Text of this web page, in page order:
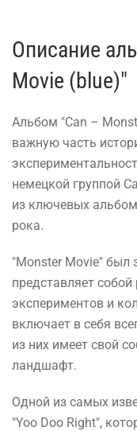
Описание
Movie (blue)"
Альбом "Can –
важную часть
немецкой группой
из ключевых
рока.
"Monster Movie" был
представляет
экспериментов и
включает в себя
из них имеет свой
ландшафт.
Одной из самых
"Yoo Doo Right",